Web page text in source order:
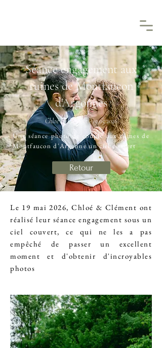
Séance engagement aux
ruines de Montfaucon
d'Argonnes
Chloé & Clément -19.05.2026
Une séance photo de couple aux ruines de
Montfaucon d'Argonne un ciel couvert
Retour
Le 19 mai 2026, Chloé & Clément ont
réalisé leur séance engagement sous un
ciel couvert, ce qui ne les a pas
empêché de passer un excellent
moment et d'obtenir d'incroyables
photos